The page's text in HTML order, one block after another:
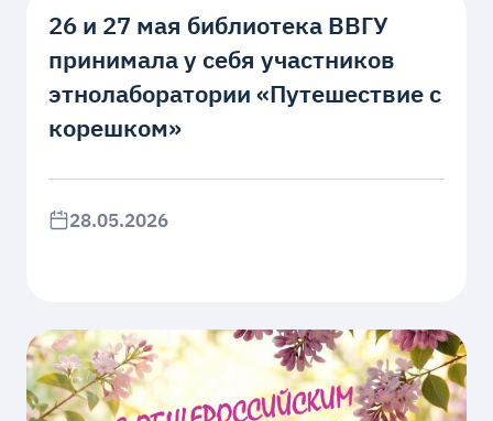
26 и 27 мая библиотека ВВГУ
принимала у себя участников
этнолаборатории «Путешествие с
корешком»
28.05.2026